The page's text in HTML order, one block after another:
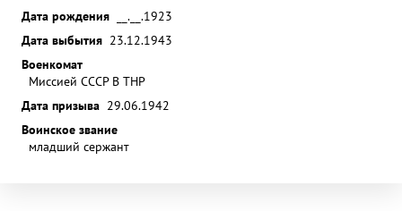
Дата рождения
__.__.1923
Дата выбытия 23.12.1943
Военкомат
Миссией СССР В ТНР
Дата призыва 29.06.1942
Воинское звание
младший сержант